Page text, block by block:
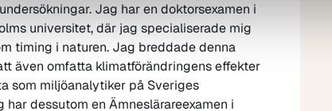
Jag har en doktorsexamen i
universitet, där jag specialiserade mig
timing i naturen. Jag breddade denna
även omfatta klimatförändringens effekter
som miljöanalytiker på Sveriges
dessutom en Ämneslärareexamen i